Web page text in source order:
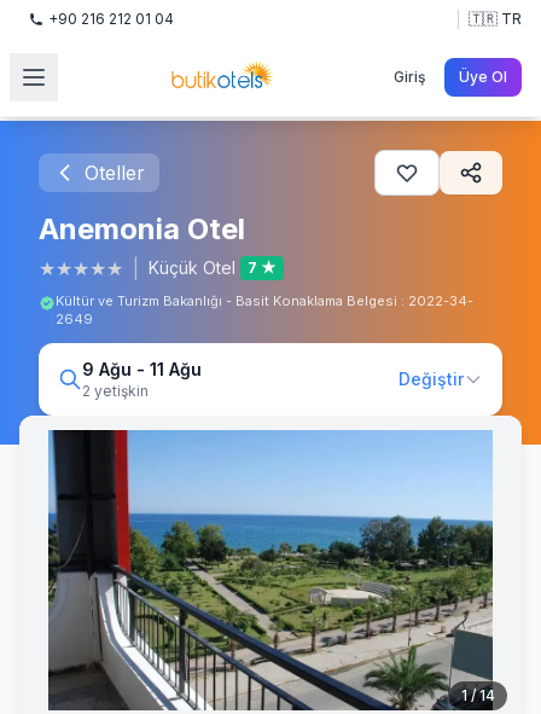
+90 216 212 01 04 🇹🇷 TR
Giriş Üye Ol
Oteller
Anemonia Otel
★★★★★ Küçük Otel 7 ★
Kültür ve Turizm Bakanlığı - Basit Konaklama Belgesi : 2022-34-
2649
9 Ağu - 11 Ağu
2 yetişkin
Değiştir
1 / 14